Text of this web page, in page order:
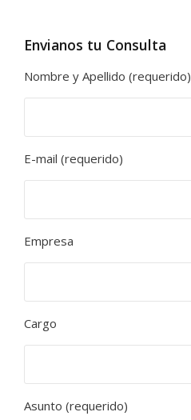
Envianos tu Consulta
Nombre y Apellido (requerido)
E-mail (requerido)
Empresa
Cargo
Asunto (requerido)